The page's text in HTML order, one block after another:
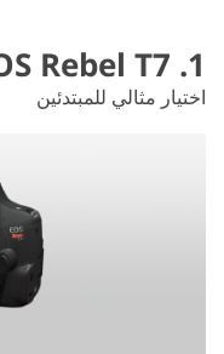
1. Canon EOS Rebel T7
اختيار مثالي للمبتدئين